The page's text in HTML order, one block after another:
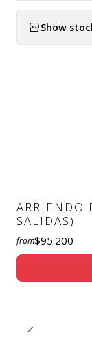
Show
ARRIENDO
SALIDAS)
from$95.200